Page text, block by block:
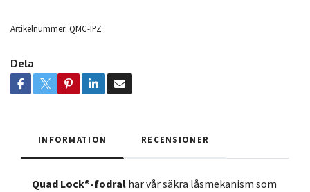
Artikelnummer: QMC-IPZ
Dela
INFORMATION RECENSIONER
Quad Lock®-fodral har vår säkra låsmekanism som